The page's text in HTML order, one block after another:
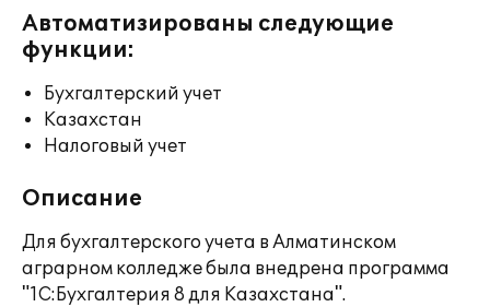
Автоматизированы следующие
функции:
Бухгалтерский учет
Казахстан
Налоговый учет
Описание
Для бухгалтерского учета в Алматинском
аграрном колледже была внедрена программа
"1С:Бухгалтерия 8 для Казахстана".